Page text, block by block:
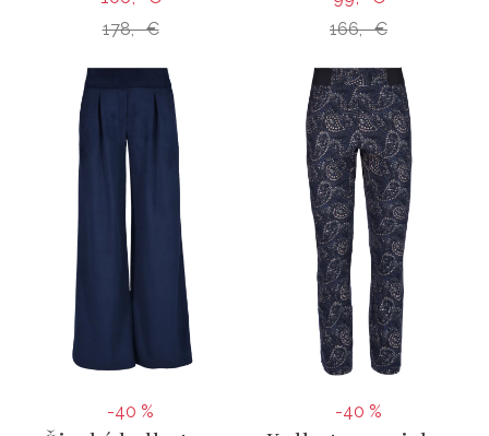
178,- € 166,- €
-40 % -40 %